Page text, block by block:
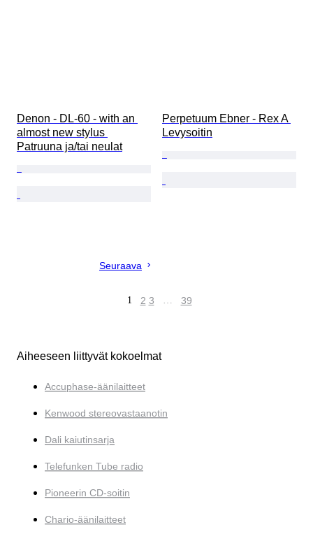
Denon - DL-60 - with an
almost new stylus
Patruuna ja/tai neulat
Perpetuum Ebner - Rex A
Levysoitin
Seuraava
1 2 3 … 39
Aiheeseen liittyvät kokoelmat
Accuphase-äänilaitteet
Kenwood stereovastaanotin
Dali kaiutinsarja
Telefunken Tube radio
Pioneerin CD-soitin
Chario-äänilaitteet